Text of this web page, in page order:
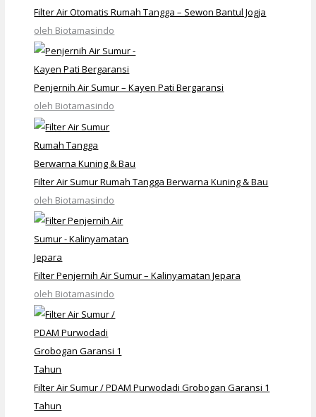
Filter Air Otomatis Rumah Tangga – Sewon Bantul Jogja
oleh Biotamasindo
Penjernih Air Sumur – Kayen Pati Bergaransi
oleh Biotamasindo
Filter Air Sumur Rumah Tangga Berwarna Kuning & Bau
oleh Biotamasindo
Filter Penjernih Air Sumur – Kalinyamatan Jepara
oleh Biotamasindo
Filter Air Sumur / PDAM Purwodadi Grobogan Garansi 1
Tahun